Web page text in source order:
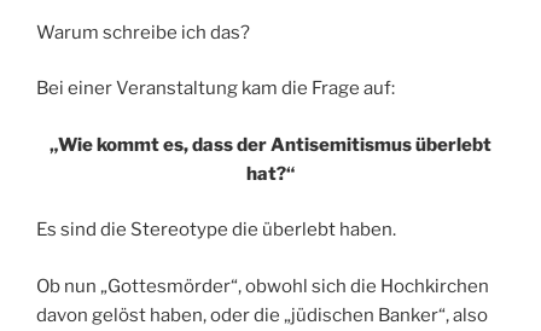
Warum schreibe ich das?
Bei einer Veranstaltung kam die Frage auf:
„Wie kommt es, dass der Antisemitismus überlebt
hat?“
Es sind die Stereotype die überlebt haben.
Ob nun „Gottesmörder“, obwohl sich die Hochkirchen
davon gelöst haben, oder die „jüdischen Banker“, also